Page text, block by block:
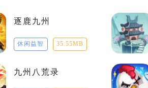
逐鹿九州
休闲益智 35.55MB
九州八荒录